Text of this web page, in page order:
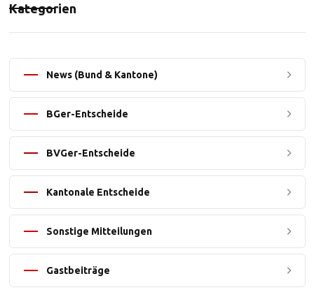
Kategorien
News (Bund & Kantone)
BGer-Entscheide
BVGer-Entscheide
Kantonale Entscheide
Sonstige Mitteilungen
Gastbeiträge